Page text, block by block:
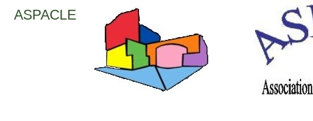
ASPACLE